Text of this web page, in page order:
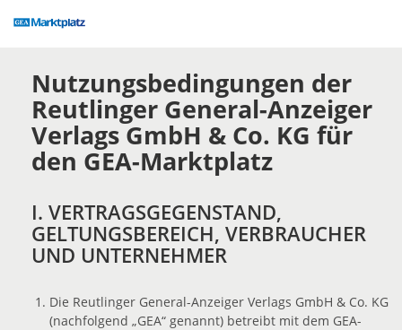
Modus
Navigation
Inhalt
Nutzungsbedingungen der
Reutlinger General-Anzeiger
Verlags GmbH & Co. KG für
den GEA-Marktplatz
I. VERTRAGSGEGENSTAND,
GELTUNGSBEREICH, VERBRAUCHER
UND UNTERNEHMER
Die Reutlinger General-Anzeiger Verlags GmbH & Co. KG
(nachfolgend „GEA“ genannt) betreibt mit dem GEA-